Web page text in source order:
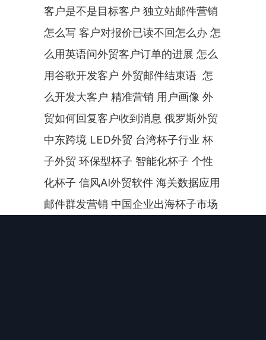
客户是不是目标客户 独立站邮件营销
怎么写 客户对报价已读不回怎么办 怎
么用英语问外贸客户订单的进展 怎么
用谷歌开发客户 外贸邮件结束语  怎
么开发大客户 精准营销 用户画像 外
贸如何回复客户收到消息 俄罗斯外贸
中东跨境 LED外贸 台湾杯子行业 杯
子外贸 环保型杯子 智能化杯子 个性
化杯子 信风AI外贸软件 海关数据应用
邮件群发营销 中国企业出海杯子市场